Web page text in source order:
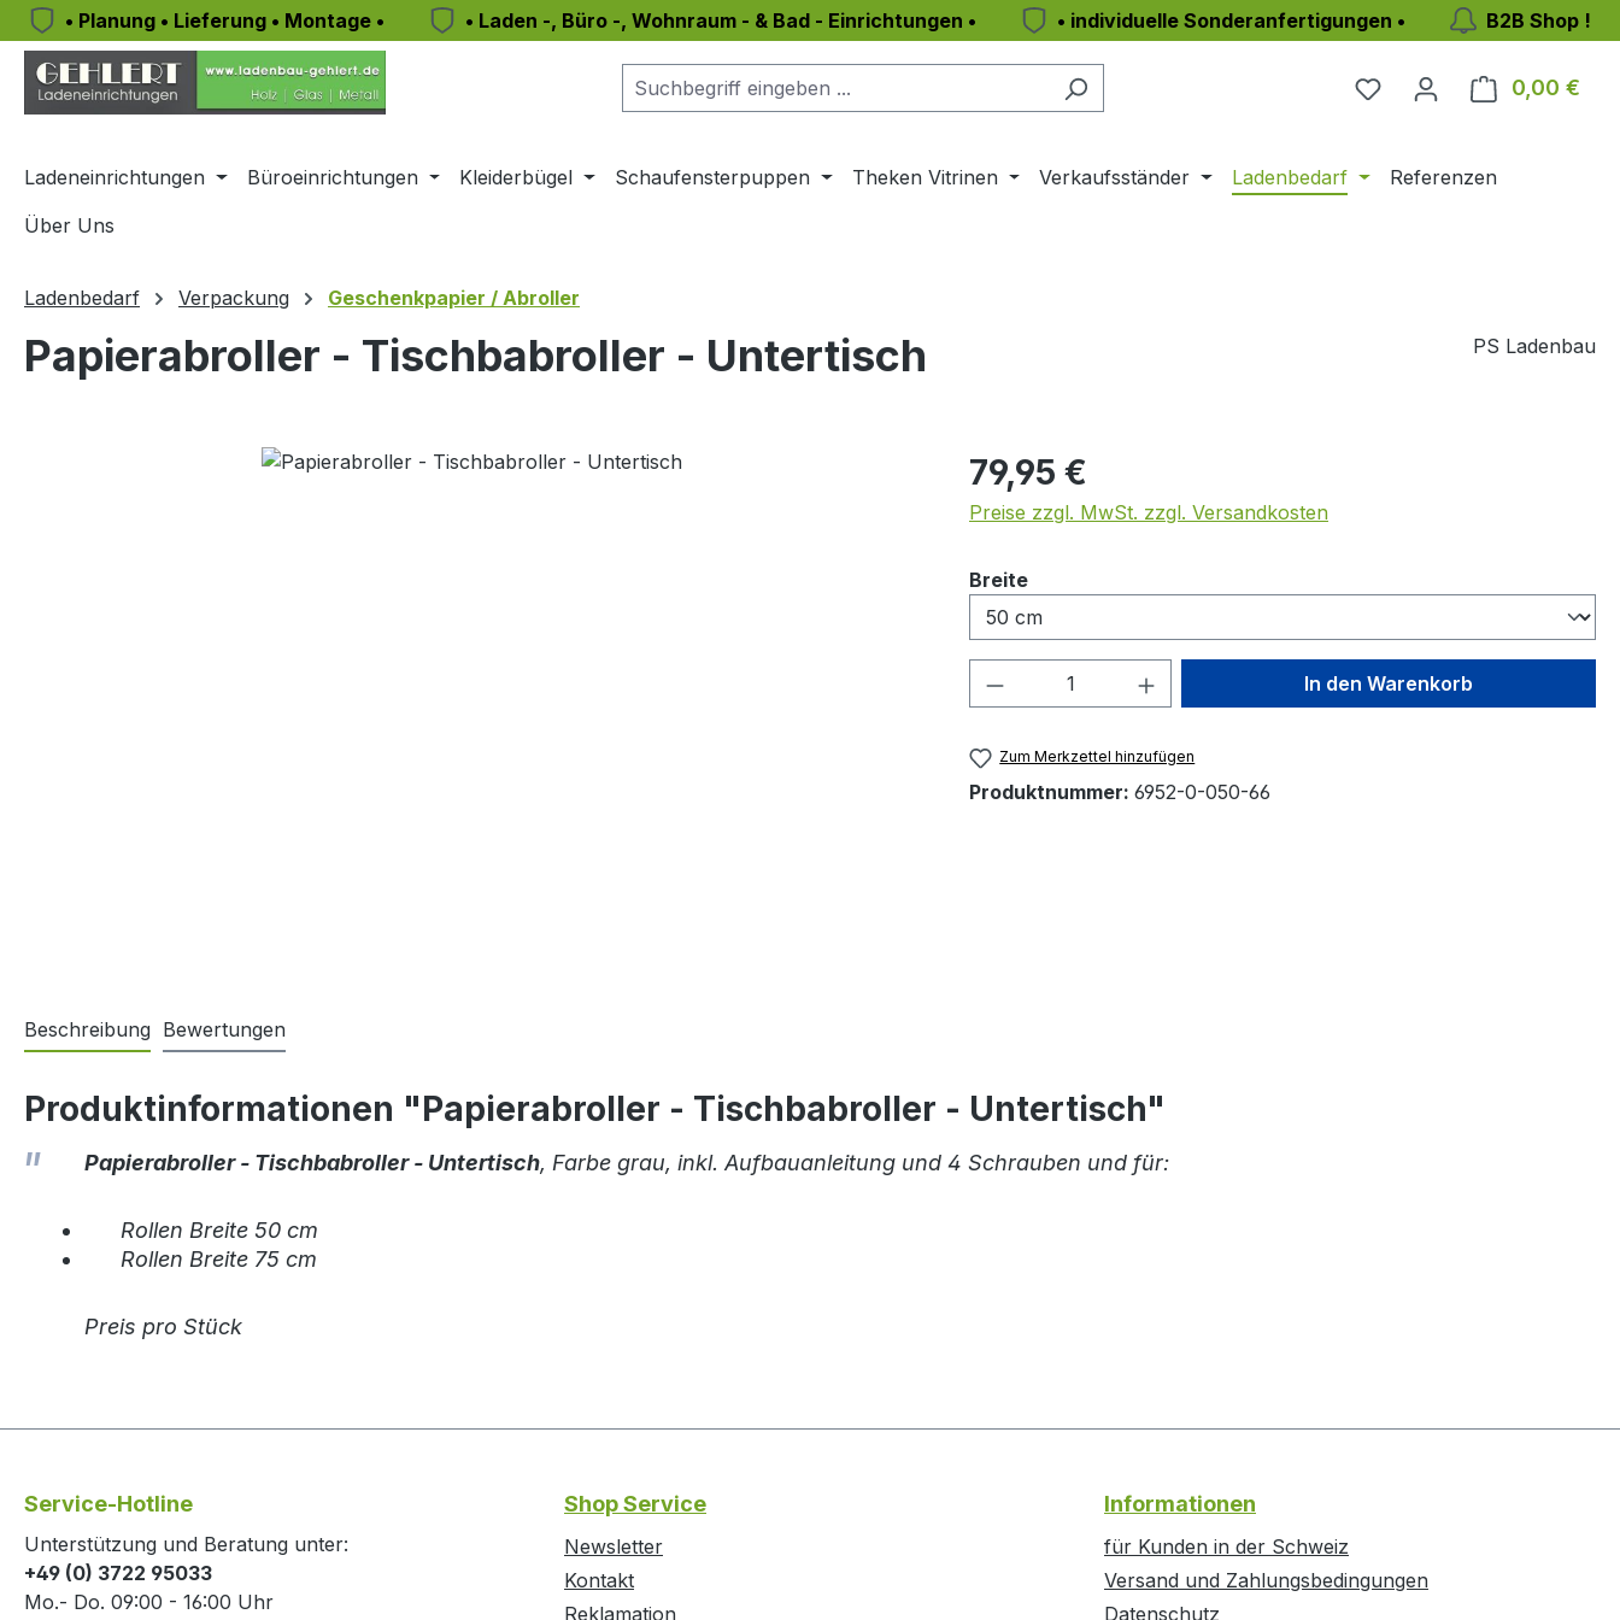
Hauptinhalt springen
Zur Suche springen
Zur Hauptnavigation springen
• Planung • Lieferung • Montage • • Laden -, Büro -, Wohnraum - & Bad - Einrichtungen • • individuelle Sonderanfertigungen • B2B Shop !
Du hast 0 Produkte auf
0,00 €
Ladeneinrichtungen Büroeinrichtungen Kleiderbügel Schaufensterpuppen Theken Vitrinen Verkaufsständer Ladenbedarf
Referenzen
Über Uns
Ladenbedarf Verpackung Geschenkpapier / Abroller
Papierabroller - Tischbabroller - Untertisch PS Ladenbau
Bildergalerie überspringen Regulärer Preis:
79,95 €
Preise zzgl. MwSt. zzgl. Versandkosten
Breiteauswählen
Produkt Anzahl: Gib den gewünschten Wert
In den Warenkorb
Zum Merkzettel hinzufügen
Produktnummer: 6952-0-050-66
Beschreibung Bewertungen
Produktinformationen "Papierabroller - Tischbabroller - Untertisch"
Papierabroller - Tischbabroller - Untertisch, Farbe grau, inkl. Aufbauanleitung und 4 Schrauben und für:
Rollen Breite 50 cm
Rollen Breite 75 cm
Preis pro Stück
Service-Hotline
Unterstützung und Beratung unter:
+49 (0) 3722 95033
Mo.- Do. 09:00 - 16:00 Uhr
Shop Service
Newsletter
Kontakt
Reklamation
Informationen
für Kunden in der Schweiz
Versand und Zahlungsbedingungen
Datenschutz